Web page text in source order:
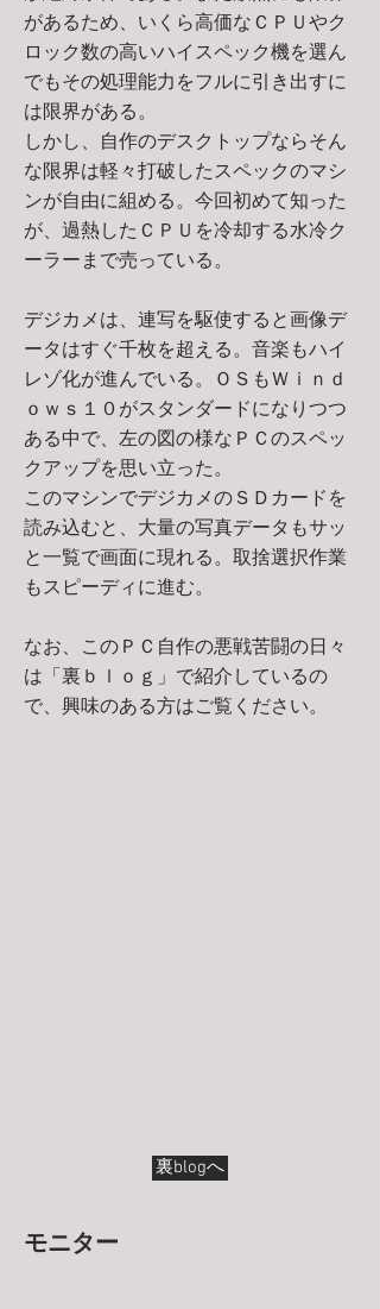
裏blogへ
があるため、いくら高価なＣＰＵやク
ロック数の高いハイスペック機を選ん
でもその処理能力をフルに引き出すに
は限界がある。
しかし、自作のデスクトップならそん
な限界は軽々打破したスペックのマシ
ンが自由に組める。今回初めて知った
が、過熱したＣＰＵを冷却する水冷ク
ーラーまで売っている。
デジカメは、連写を駆使すると画像デ
ータはすぐ千枚を超える。音楽もハイ
レゾ化が進んでいる。ＯＳもＷｉｎｄ
ｏｗｓ１０がスタンダードになりつつ
ある中で、左の図の様なＰＣのスペッ
クアップを思い立った。
このマシンでデジカメのＳＤカードを
読み込むと、大量の写真データもサッ
と一覧で画面に現れる。取捨選択作業
もスピーディに進む。
なお、このＰＣ自作の悪戦苦闘の日々
は「裏ｂｌｏｇ」で紹介しているの
で、興味のある方はご覧ください。
モニター